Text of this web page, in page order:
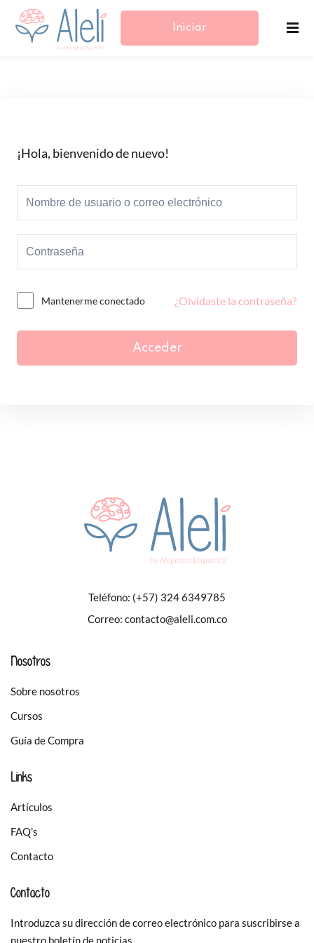
Iniciar
¡Hola, bienvenido de nuevo!
Mantenerme conectado ¿Olvidaste la contraseña?
Acceder
Teléfono: (+57) 324 6349785
Correo: contacto@aleli.com.co
Nosotros
Sobre nosotros
Cursos
Guía de Compra
Links
Artículos
FAQ’s
Contacto
Contacto
Introduzca su dirección de correo electrónico para suscribirse a
nuestro boletín de noticias